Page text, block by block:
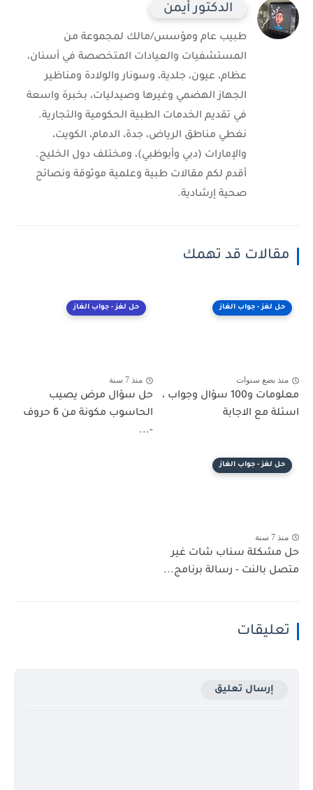
الدكتور أيمن
طبيب عام ومؤسس/مالك لمجموعة من
المستشفيات والعيادات المتخصصة في أسنان،
عظام، عيون، جلدية، وسونار والولادة ومناظير
الجهاز الهضمي وغيرها وصيدليات، بخبرة واسعة
في تقديم الخدمات الطبية الحكومية والتجارية.
نغطي مناطق الرياض، جدة، الدمام، الكويت،
والإمارات (دبي وأبوظبي)، ومختلف دول الخليج.
أقدم لكم مقالات طبية وعلمية موثوقة ونصائح
صحية إرشادية.
مقالات قد تهمك
حل لغز - جواب الغاز
منذ بضع سنوات
معلومات و100 سؤال وجواب ،
اسئلة مع الاجابة
حل لغز - جواب الغاز
منذ 7 سنة
حل سؤال مرض يصيب
الحاسوب مكونة من 6 حروف
-...
حل لغز - جواب الغاز
منذ 7 سنة
حل مشكلة سناب شات غير
متصل بالنت - رسالة برنامج...
تعليقات
إرسال تعليق